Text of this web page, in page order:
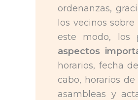
ordenanzas,
los vecinos
este modo, los
aspectos
horarios, fecha
cabo, horarios
asambleas y